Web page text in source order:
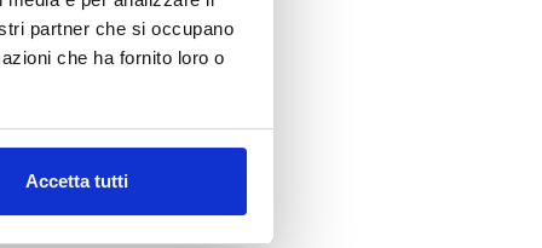
partner che si occupano
che ha fornito loro o
Accetta tutti
CARRELLO